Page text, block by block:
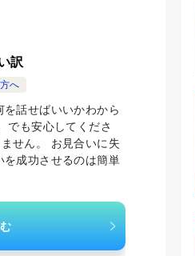
訳
へ
話せばいいかわから
でも安心してくださ
せん。 お見合いに失
を成功させるのは簡単